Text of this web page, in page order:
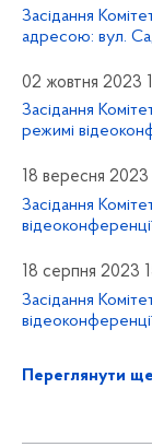
Засідання
адресою: вул.
02 жовтня 2023
Засідання
режимі
18 вересня 2023
Засідання
18 серпня 2023
Засідання
Переглянути ще